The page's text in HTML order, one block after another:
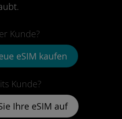
Kunde?
Ihre eSIM auf
Kunde?
eSIM kaufen